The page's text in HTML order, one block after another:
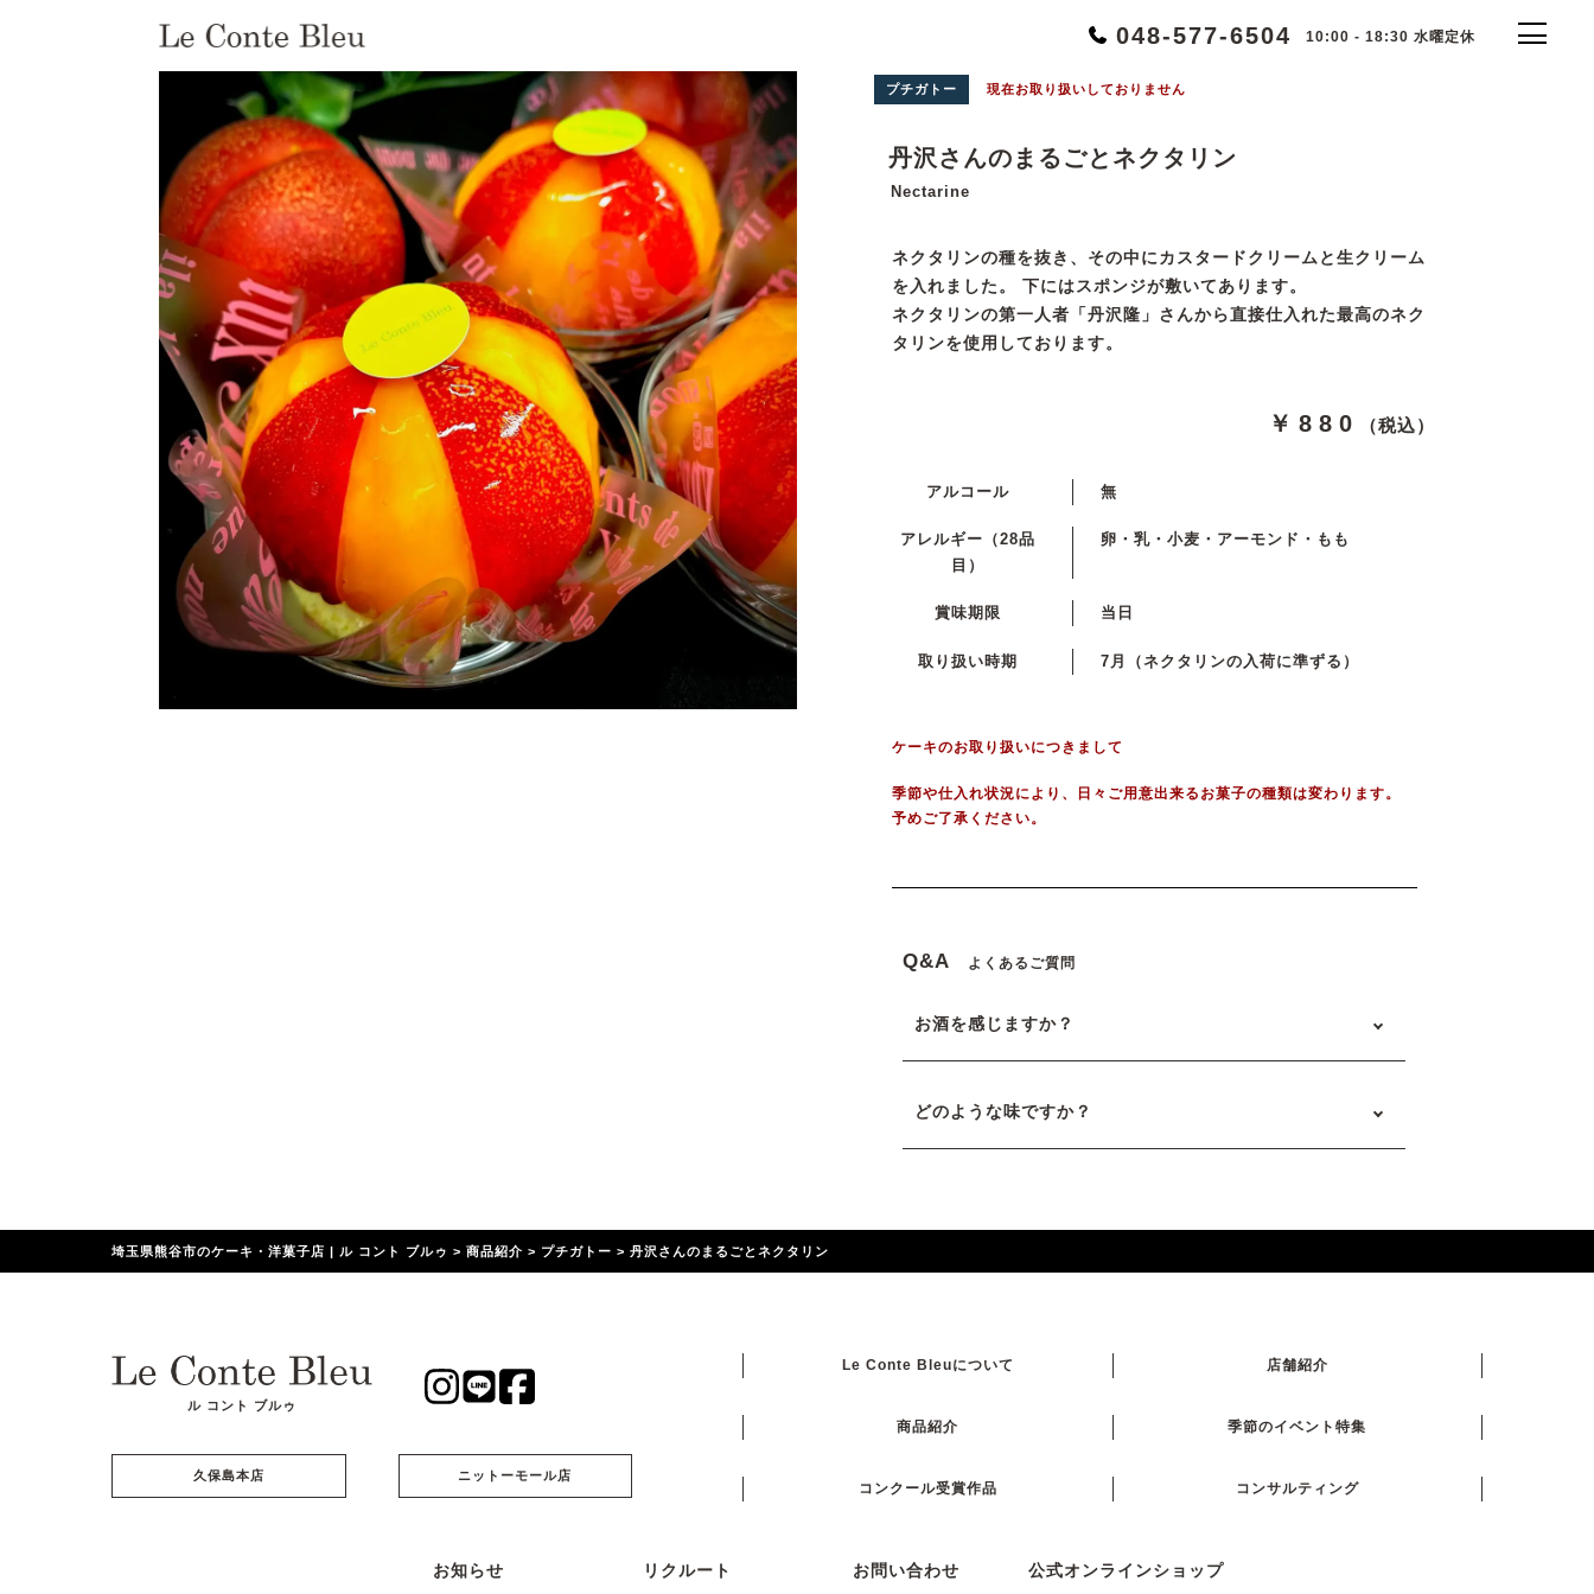
048-577-6504 10:00 - 18:30 水曜定休
プチガトー 現在お取り扱いしておりません
丹沢さんのまるごとネクタリン
Nectarine
ネクタリンの種を抜き、その中にカスタードクリームと生クリーム
を入れました。 下にはスポンジが敷いてあります。
ネクタリンの第一人者「丹沢隆」さんから直接仕入れた最高のネク
タリンを使用しております。
￥880 （税込）
アルコール 無
アレルギー （28品
目）
卵・乳・小麦・アーモンド・もも
賞味期限 当日
取り扱い時期 7月（ネクタリンの入荷に準ずる）
ケーキのお取り扱いにつきまして
季節や仕入れ状況により、日々ご用意出来るお菓子の種類は変わります。
予めご了承ください。
Q&A よくあるご質問
お酒を感じますか？
どのような味ですか？
埼玉県熊谷市のケーキ・洋菓子店 | ル コント ブルゥ >商品紹介 > プチガトー >丹沢さんのまるごとネクタリン
ル コント ブルゥ
久保島本店 ニットーモール店
Le Conte Bleuについて 店舗紹介
商品紹介 季節のイベント特集
コンクール受賞作品 コンサルティング
お知らせ リクルート お問い合わせ 公式オンラインショップ